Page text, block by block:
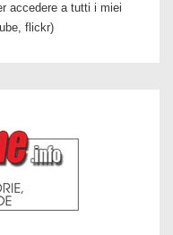
accedere a tutti i miei
flickr)